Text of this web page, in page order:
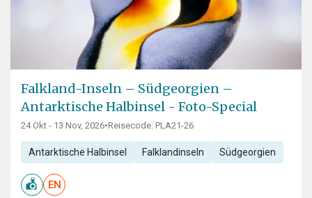
Falkland-Inseln – Südgeorgien –
Antarktische Halbinsel - Foto-Special
24 Okt - 13 Nov, 2026•Reisecode: PLA21-26
Antarktische Halbinsel Falklandinseln Südgeorgien
EN